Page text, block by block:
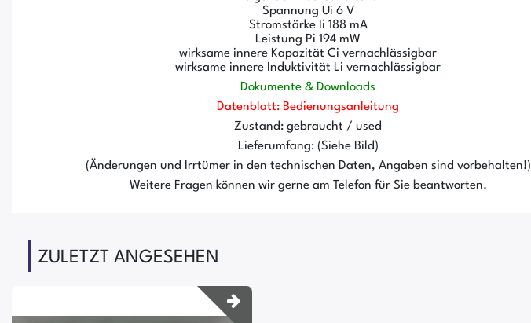
Spannung Ui 6 V
Stromstärke Ii 188 mA
Leistung Pi 194 mW
wirksame innere Kapazität Ci vernachlässigbar
wirksame innere Induktivität Li vernachlässigbar
Dokumente & Downloads
Datenblatt: Bedienungsanleitung
Zustand: gebraucht / used
Lieferumfang: (Siehe Bild)
(Änderungen und Irrtümer in den technischen Daten, Angaben sind vorbehalten!)
Weitere Fragen können wir gerne am Telefon für Sie beantworten.
ZULETZT ANGESEHEN